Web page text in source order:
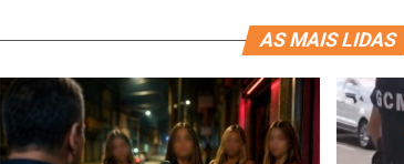
AS MAIS LIDAS